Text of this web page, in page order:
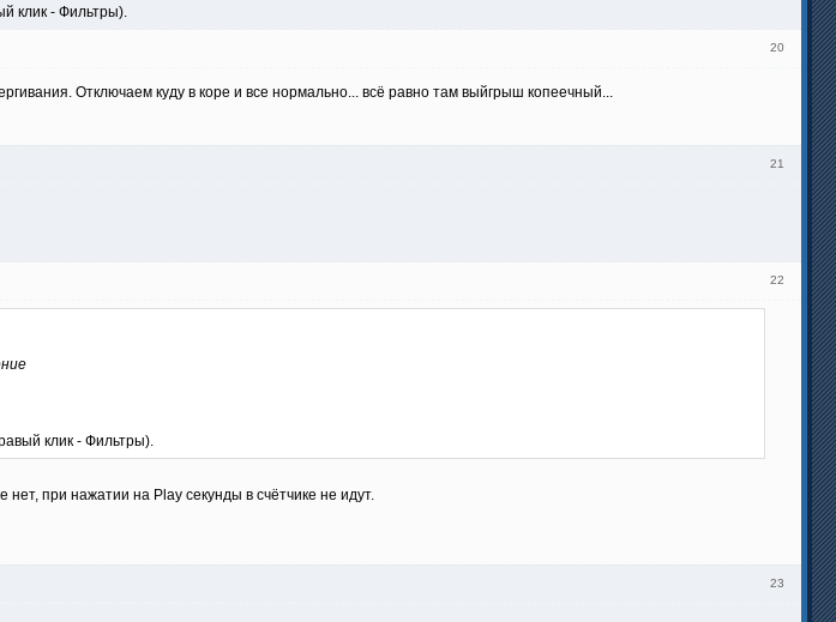
клик - Фильтры).
20
Отключаем куду в коре и все нормально... всё равно там выйгрыш копеечный...
21
22
клик - Фильтры).
при нажатии на Play секунды в счётчике не идут.
23